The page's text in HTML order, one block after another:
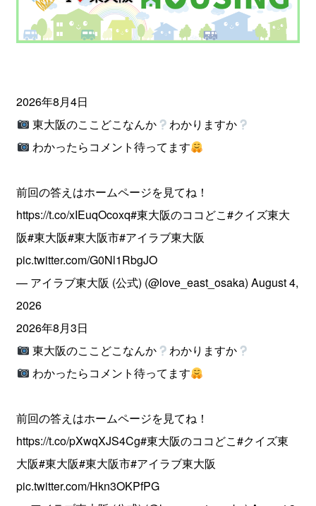
2026年8月4日
東大阪のここどこなんか
わかりますか
わかったらコメント待ってます
前回の答えはホームページを見てね！
https://t.co/xIEuqOcoxq#東大阪のココどこ#クイズ東大
阪#東大阪#東大阪市#アイラブ東大阪
pic.twitter.com/G0Nl1RbgJO
— アイラブ東大阪 (公式) (@love_east_osaka)August 4,
2026
2026年8月3日
東大阪のここどこなんか
わかりますか
わかったらコメント待ってます
前回の答えはホームページを見てね！
https://t.co/pXwqXJS4Cg#東大阪のココどこ#クイズ東
大阪#東大阪#東大阪市#アイラブ東大阪
pic.twitter.com/Hkn3OKPfPG